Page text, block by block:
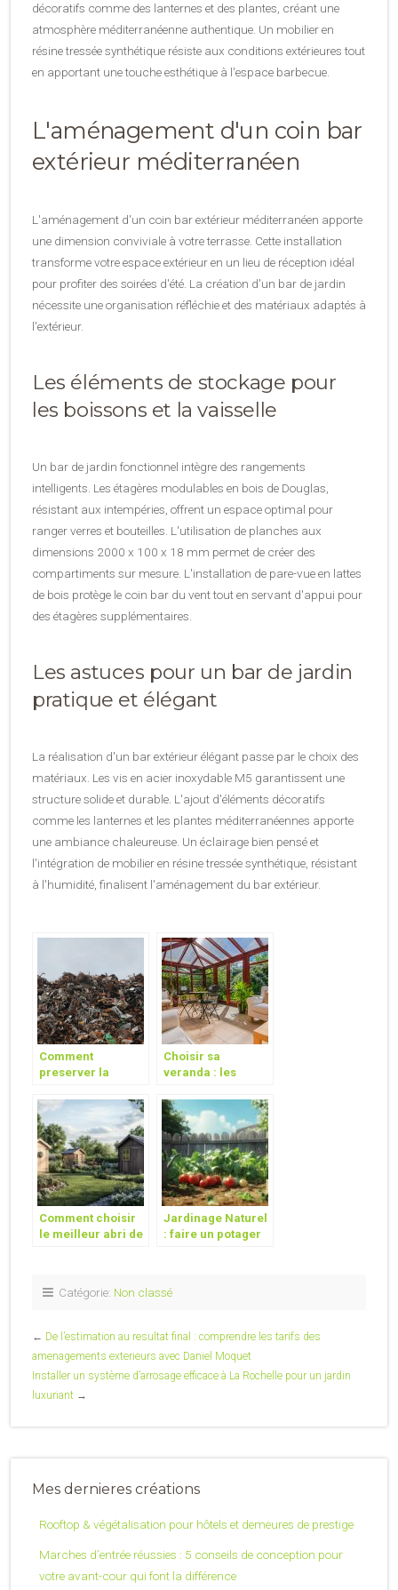
décoratifs comme des lanternes et des plantes, créant une
atmosphère méditerranéenne authentique. Un mobilier en
résine tressée synthétique résiste aux conditions extérieures tout
en apportant une touche esthétique à l'espace barbecue.
L'aménagement d'un coin bar
extérieur méditerranéen
L'aménagement d'un coin bar extérieur méditerranéen apporte
une dimension conviviale à votre terrasse. Cette installation
transforme votre espace extérieur en un lieu de réception idéal
pour profiter des soirées d'été. La création d'un bar de jardin
nécessite une organisation réfléchie et des matériaux adaptés à
l'extérieur.
Les éléments de stockage pour
les boissons et la vaisselle
Un bar de jardin fonctionnel intègre des rangements
intelligents. Les étagères modulables en bois de Douglas,
résistant aux intempéries, offrent un espace optimal pour
ranger verres et bouteilles. L'utilisation de planches aux
dimensions 2000 x 100 x 18 mm permet de créer des
compartiments sur mesure. L'installation de pare-vue en lattes
de bois protège le coin bar du vent tout en servant d'appui pour
des étagères supplémentaires.
Les astuces pour un bar de jardin
pratique et élégant
La réalisation d'un bar extérieur élégant passe par le choix des
matériaux. Les vis en acier inoxydable M5 garantissent une
structure solide et durable. L'ajout d'éléments décoratifs
comme les lanternes et les plantes méditerranéennes apporte
une ambiance chaleureuse. Un éclairage bien pensé et
l'intégration de mobilier en résine tressée synthétique, résistant
à l'humidité, finalisent l'aménagement du bar extérieur.
Comment
preserver la
l’environnement ?
Choisir sa
veranda : les
informations a
connaitre ?
Comment choisir
le meilleur abri de
finitions
Jardinage Naturel
: faire un potager
Catégorie: Non classé
← De l’estimation au resultat final : comprendre les tarifs des
amenagements exterieurs avec Daniel Moquet
Installer un système d’arrosage efficace à La Rochelle pour un jardin
luxuriant →
Mes dernieres créations
Rooftop & végétalisation pour hôtels et demeures de prestige
Marches d’entrée réussies : 5 conseils de conception pour
votre avant-cour qui font la différence